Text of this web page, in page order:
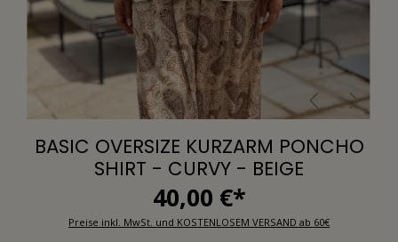
BASIC OVERSIZE KURZARM PONCHO
SHIRT - CURVY - BEIGE
40,00 €*
Preise inkl. MwSt. und KOSTENLOSEM VERSAND ab 60€